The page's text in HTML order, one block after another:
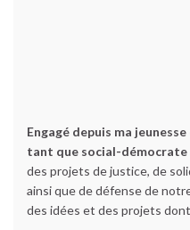
Engagé depuis ma
tant que social-démocrate
des projets de justice, de
ainsi que de défense de
des idées et des projets dont